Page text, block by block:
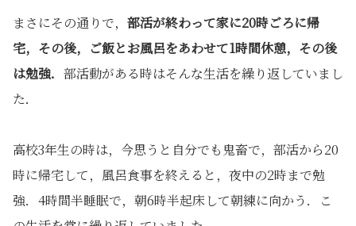
まさにその通りで， 部活が終わって家に20時ごろに帰
宅，その後，ご飯とお風呂をあわせて1時間休憩，その後
は勉強． 部活動がある時はそんな生活を繰り返していまし
た．
高校3年生の時は，今思うと自分でも鬼畜で，部活から20
時に帰宅して，風呂食事を終えると，夜中の2時まで勉
強．4時間半睡眠で，朝6時半起床して朝練に向かう．こ